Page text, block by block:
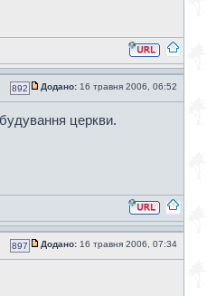
892 Додано: 16 травня 2006, 06:52
церкви.
897 Додано: 16 травня 2006, 07:34